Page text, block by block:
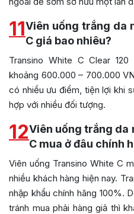
11Viên uống trắng da
C giá bao nhiêu?
Transino White C Clear
khoảng 600.000 – 700.000
có nhiều ưu điểm, tiện lợi khi
hợp với nhiều đối tượng.
12Viên uống trắng da
C mua ở đâu chính
Viên uống Transino White C
nhiều khách hàng hiện nay.
nhập khẩu chính hãng 100%.
tránh mua phải hàng giả thì